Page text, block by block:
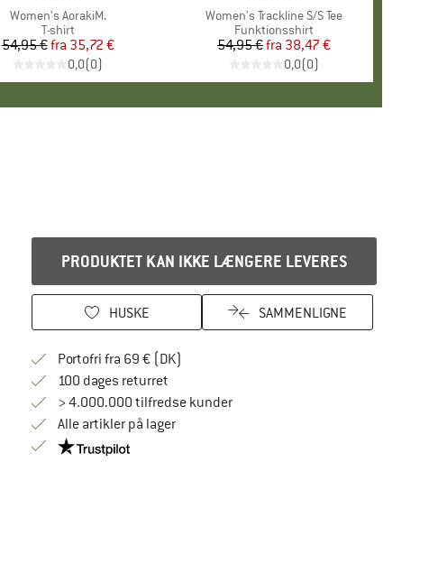
Artikel
Women's AorakiM.
Produktgruppe
T-shirt
Pris
54,95 € Nedsat pris
fra 35,72 €
0,0(0)
Artikel
Women's Trackline S/S Tee
Produktgruppe
Funktionsshirt
Pris
54,95 € Nedsat pris
fra 38,47 €
0,0(0)
PRODUKTET KAN IKKE LÆNGERE LEVERES
HUSKE SAMMENLIGNE
Portofri fra 69 € (DK)
100 dages returretGå til returretten her Åbnes i en infoboks
> 4.000.000 tilfredse kunder
Alle artikler på lager
Vi er Trustpilot-certificeret - oplysningerne får du